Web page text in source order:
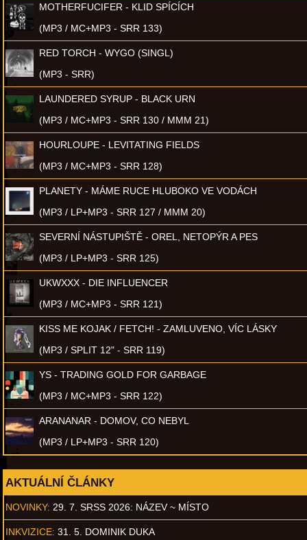
MOTHERFUCIFER - KLID SPÍCÍCH
(MP3 / MC+MP3 - SRR 133)
RED TORCH - WYGO (SINGL)
(MP3 - SRR)
LAUNDERED SYRUP - BLACK URN
(MP3 / MC+MP3 - SRR 130 / MMM 21)
HOURLOUPE - LEVITATING FIELDS
(MP3 / MC+MP3 - SRR 128)
PLANETY - MÁME RUCE HLUBOKO VE VODÁCH
(MP3 / LP+MP3 - SRR 127 / MMM 20)
SEVERNÍ NÁSTUPIŠTĚ - OREL, NETOPÝR A PES
(MP3 / LP+MP3 - SRR 125)
UKWXXX - DIE INFLUENCER
(MP3 / MC+MP3 - SRR 121)
KISS ME KOJAK / FETCH! - ZAMLUVENO, VÍC LÁSKY
(MP3 / SPLIT 12" - SRR 119)
YS - TRADING GOLD FOR GARBAGE
(MP3 / MC+MP3 - SRR 122)
ARANANAR - DOMOV, CO NEBYL
(MP3 / LP+MP3 - SRR 120)
AKTUÁLNÍ ČLÁNKY
NOVINKY: 29. 7. SRSS 2026: NÁZEV ~ MÍSTO
INKVIZICE: 31. 5. DOMINIK DUKA